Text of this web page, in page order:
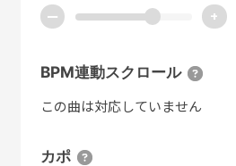
ー +
BPM連動スクロール
この曲は対応していません
カポ